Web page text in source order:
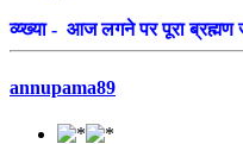
व्य्ख्या - आज लगने पर पूरा
annupama89